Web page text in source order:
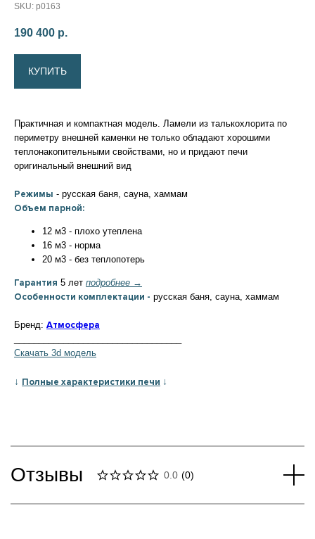
SKU: p0163
190 400 р.
КУПИТЬ
Практичная и компактная модель. Ламели из талькохлорита по
периметру внешней каменки не только обладают хорошими
теплонакопительными свойствами, но и придают печи
оригинальный внешний вид
Режимы - русская баня, сауна, хаммам
Объем парной:
12 м3 - плохо утеплена
16 м3 - норма
20 м3 - без теплопотерь
Гарантия 5 лет подробнее →
Особенности комплектации - русская баня, сауна, хаммам
Бренд: Атмосфера
Скачать 3d модель
↓ Полные характеристики печи ↓
Отзывы 0.0 (0)